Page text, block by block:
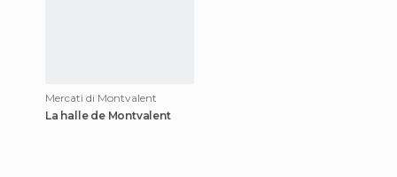
Mercati di Montvalent
La halle de Montvalent